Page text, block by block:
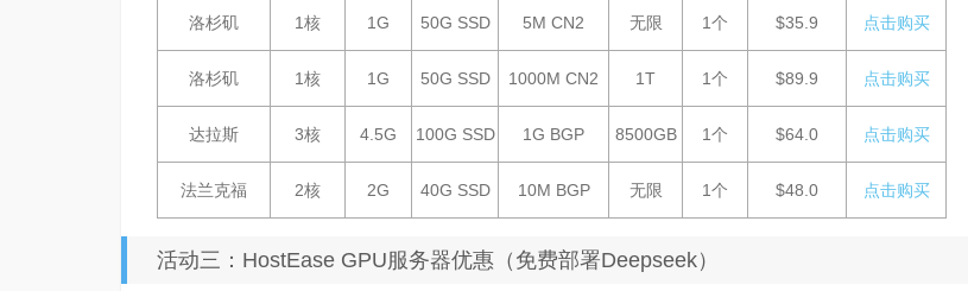
洛杉矶 1核 1G 50G SSD 5M CN2 无限 1个 $35.9 点击购买
洛杉矶 1核 1G 50G SSD 1000M CN2 1T 1个 $89.9 点击购买
达拉斯 3核 4.5G 100G SSD 1G BGP 8500GB 1个 $64.0 点击购买
法兰克福 2核 2G 40G SSD 10M BGP 无限 1个 $48.0 点击购买
活动三：HostEase GPU服务器优惠（免费部署Deepseek）